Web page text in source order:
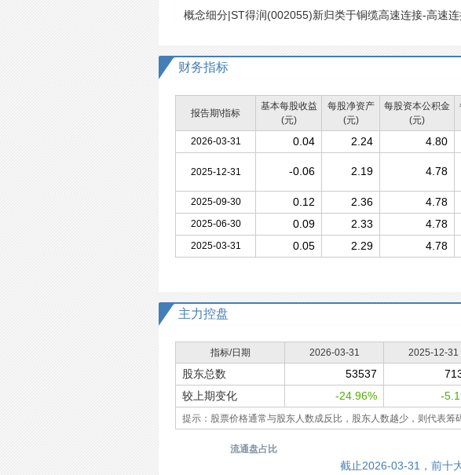
概念细分|ST得润(002055)新归类于铜缆高速连接-高速连
财务指标
报告期\指标
基本每股收益
(元)
每股净资产
(元)
每股资本公积金
(元)
2026-03-31 0.04 2.24 4.80
2025-12-31 -0.06 2.19 4.78
2025-09-30 0.12 2.36 4.78
2025-06-30
0.09 2.33 4.78
2025-03-31
0.05 2.29 4.78
主力控盘
指标/日期 2026-03-31 2025-12-31
股东总数 53537
较上期变化
-24.96% -
提示：股票价格通常与股东人数成反比，股东人数越少，则代表筹
流通盘占比
截止2026-03-31，前十